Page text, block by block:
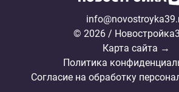
© 2026 /
Карта сайта →
Политика
Согласие на обработку